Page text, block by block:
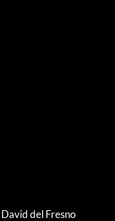
David del Fresno